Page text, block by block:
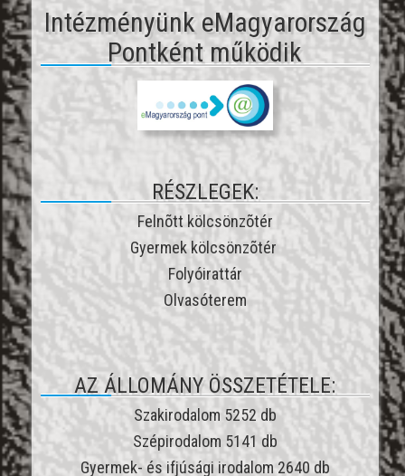
Intézményünk eMagyarország
Pontként működik
RÉSZLEGEK:
Felnõtt kölcsönzõtér
Gyermek kölcsönzõtér
Folyóirattár
Olvasóterem
AZ ÁLLOMÁNY ÖSSZETÉTELE:
Szakirodalom 5252 db
Szépirodalom 5141 db
Gyermek- és ifjúsági irodalom 2640 db